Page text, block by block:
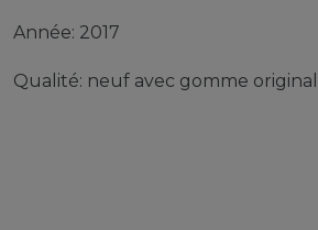
Année: 2017
Qualité: neuf avec gomme